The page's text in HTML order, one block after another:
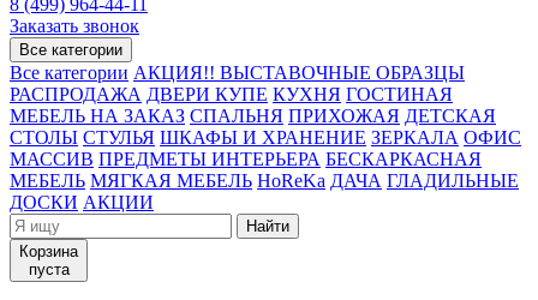
8 (499) 964-44-11
Заказать звонок
Все категории
Все категории АКЦИЯ!! ВЫСТАВОЧНЫЕ ОБРАЗЦЫ
РАСПРОДАЖА ДВЕРИ КУПЕ КУХНЯ ГОСТИНАЯ
МЕБЕЛЬ НА ЗАКАЗ СПАЛЬНЯ ПРИХОЖАЯ ДЕТСКАЯ
СТОЛЫ СТУЛЬЯ ШКАФЫ И ХРАНЕНИЕ ЗЕРКАЛА ОФИС
МАССИВ ПРЕДМЕТЫ ИНТЕРЬЕРА БЕСКАРКАСНАЯ
МЕБЕЛЬ МЯГКАЯ МЕБЕЛЬ HoReKa ДАЧА ГЛАДИЛЬНЫЕ
ДОСКИ АКЦИИ
Найти
Корзина
пуста